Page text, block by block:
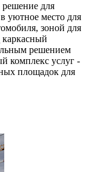
решение для
уютное место для
зоной для
решением
комплекс услуг -
площадок для